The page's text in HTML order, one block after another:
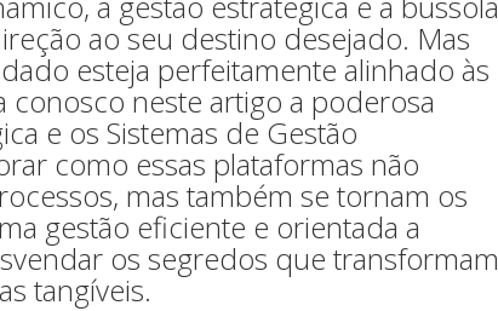
ao seu destino desejado. Mas
esteja perfeitamente alinhado às
conosco neste artigo a poderosa
e os Sistemas de Gestão
como essas plataformas não
mas também se tornam os
gestão eficiente e orientada a
os segredos que transformam
tangíveis.